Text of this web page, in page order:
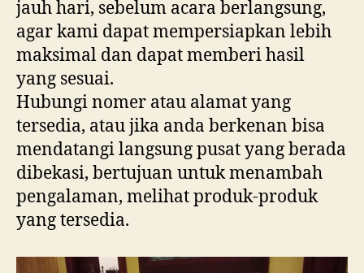
jauh hari, sebelum acara berlangsung,
agar kami dapat mempersiapkan lebih
maksimal dan dapat memberi hasil
yang sesuai.
Hubungi nomer atau alamat yang
tersedia, atau jika anda berkenan bisa
mendatangi langsung pusat yang berada
dibekasi, bertujuan untuk menambah
pengalaman, melihat produk-produk
yang tersedia.